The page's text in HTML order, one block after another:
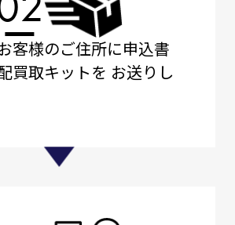
客様のご住所に申込書
買取キットを お送りし